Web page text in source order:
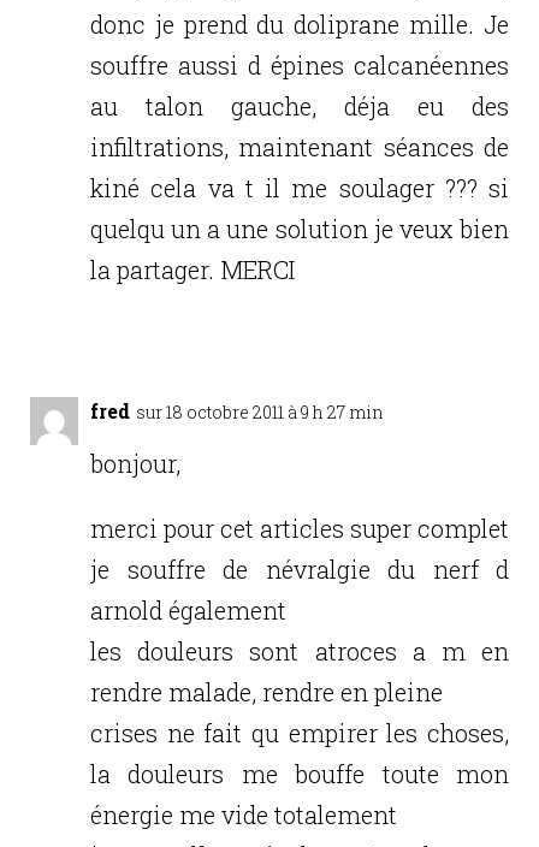
donc je prend du doliprane mille. Je
souffre aussi d épines calcanéennes
au talon gauche, déja eu des
infiltrations, maintenant séances de
kiné cela va t il me soulager ??? si
quelqu un a une solution je veux bien
la partager. MERCI
fred sur 18 octobre 2011 à 9 h 27 min
bonjour,
merci pour cet articles super complet
je souffre de névralgie du nerf d
arnold également
les douleurs sont atroces a m en
rendre malade, rendre en pleine
crises ne fait qu empirer les choses,
la douleurs me bouffe toute mon
énergie me vide totalement